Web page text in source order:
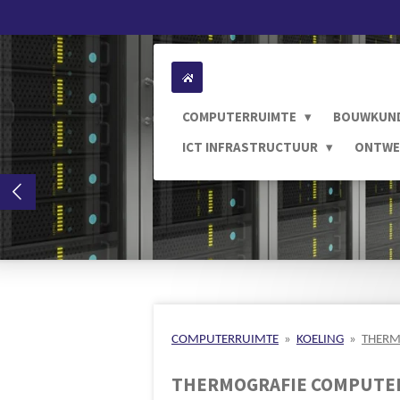
direct
hoofdinhoud
COMPUTERRUIMTE
ICT INFRASTRUCTUUR
COMPUTERRUIMTE » KOELING »
THERMOGRAFIE